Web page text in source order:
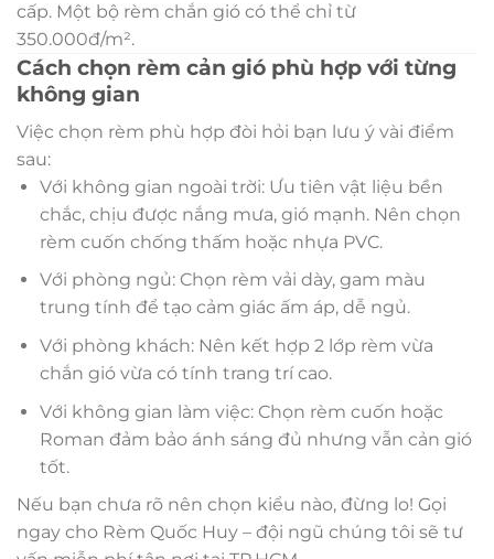
cấp. Một bộ rèm chắn gió có thể chỉ từ
350.000đ/m².
Cách chọn rèm cản gió phù hợp với từng
không gian
Việc chọn rèm phù hợp đòi hỏi bạn lưu ý vài điểm
sau:
Với không gian ngoài trời: Ưu tiên vật liệu bền
chắc, chịu được nắng mưa, gió mạnh. Nên chọn
rèm cuốn chống thấm hoặc nhựa PVC.
Với phòng ngủ: Chọn rèm vải dày, gam màu
trung tính để tạo cảm giác ấm áp, dễ ngủ.
Với phòng khách: Nên kết hợp 2 lớp rèm vừa
chắn gió vừa có tính trang trí cao.
Với không gian làm việc: Chọn rèm cuốn hoặc
Roman đảm bảo ánh sáng đủ nhưng vẫn cản gió
tốt.
Nếu bạn chưa rõ nên chọn kiểu nào, đừng lo! Gọi
ngay cho Rèm Quốc Huy – đội ngũ chúng tôi sẽ tư